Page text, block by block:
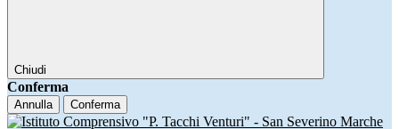
Chiudi
Conferma
Annulla Conferma